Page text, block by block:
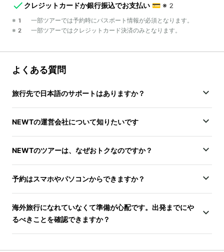
クレジットカードか銀行振込でお支払い 💳 ※2
※1 一部ツアーでは予約時にパスポート情報が必須となります。
※2 一部ツアーではクレジットカード決済のみとなります。
よくある質問
旅行先で日本語のサポートはありますか？
NEWTの運営会社について知りたいです
NEWTのツアーは、なぜおトクなのですか？
予約はスマホやパソコンからできますか？
海外旅行になれていなくて準備が心配です。出発までにや
るべきことを確認できますか？